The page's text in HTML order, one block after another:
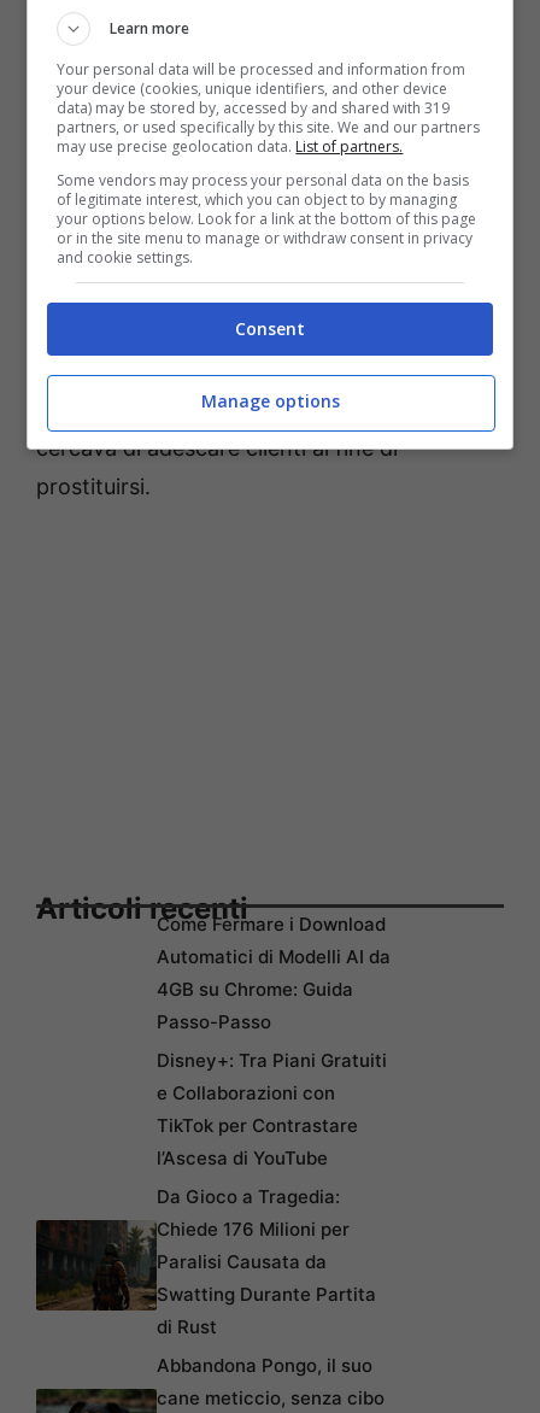
di legge, le stesse venivano proposte per il
rimpatrio con divieto di ritorno in quel
Comune per tre anni.
Analogo provvedimento, veniva richiesto per
due stranieri controllati nell’immediata
periferia della città martire. In particolare un
penali, controllato mentre si aggirava
all’interno di un parcheggio senza giustificato
motivo e una 24enne controllata mentre
cercava di adescare clienti al fine di
prostituirsi.
Articoli recentiCome Fermare i Download
Automatici di Modelli AI da
4GB su Chrome: Guida
Passo-Passo
Disney+: Tra Piani Gratuiti
e Collaborazioni con
TikTok per Contrastare
l’Ascesa di YouTube
Da Gioco a Tragedia:
Chiede 176 Milioni per
Paralisi Causata da
Swatting Durante Partita
di Rust
Abbandona Pongo, il suo
cane meticcio, senza cibo
Learn more
Your personal data will be processed and information from
your device (cookies, unique identifiers, and other device
data) may be stored by, accessed by and shared with 319
partners, or used specifically by this site. We and our partners
may use precise geolocation data. List of partners.
Some vendors may process your personal data on the basis
of legitimate interest, which you can object to by managing
your options below. Look for a link at the bottom of this page
or in the site menu to manage or withdraw consent in privacy
and cookie settings.
Consent
Manage options